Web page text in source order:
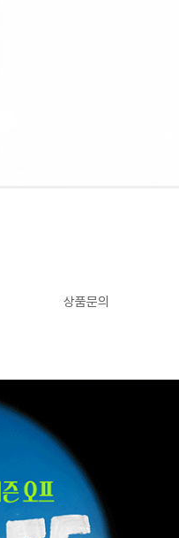
상품문의